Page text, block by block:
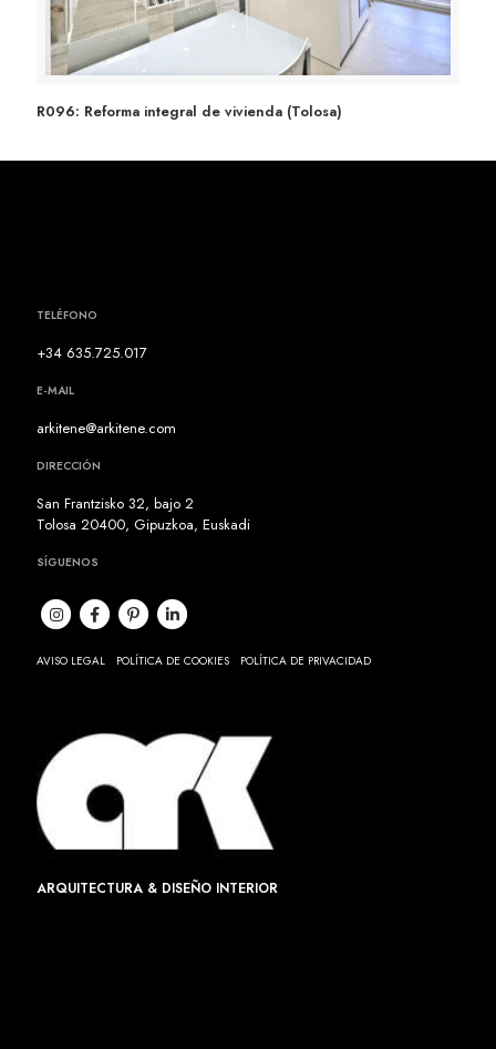
R096: Reforma integral de vivienda (Tolosa)
R096: Reforma integral de vivienda (Tolosa)
TELÉFONO
+34 635.725.017
E-MAIL
arkitene@arkitene.com
DIRECCIÓN
San Frantzisko 32, bajo 2
Tolosa 20400, Gipuzkoa, Euskadi
SÍGUENOS
AVISO LEGAL POLÍTICA DE COOKIES POLÍTICA DE PRIVACIDAD
ARQUITECTURA & DISEÑO INTERIOR